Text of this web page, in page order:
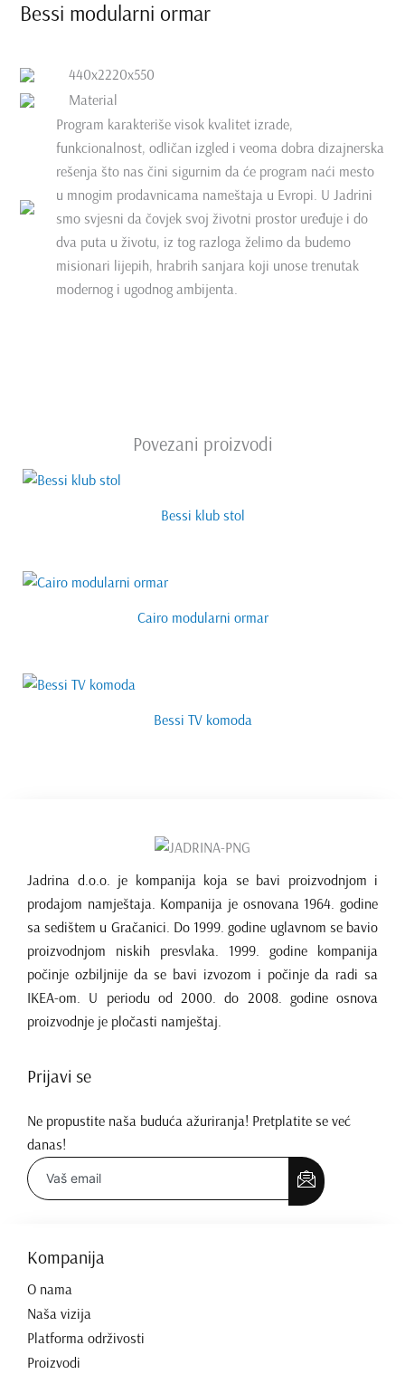
Bessi modularni ormar
440x2220x550
Material
Program karakteriše visok kvalitet izrade,
funkcionalnost, odličan izgled i veoma dobra dizajnerska
rešenja što nas čini sigurnim da će program naći mesto
u mnogim prodavnicama nameštaja u Evropi. U Jadrini
smo svjesni da čovjek svoj životni prostor uređuje i do
dva puta u životu, iz tog razloga želimo da budemo
misionari lijepih, hrabrih sanjara koji unose trenutak
modernog i ugodnog ambijenta.
Povezani proizvodi
Bessi klub stol
Cairo modularni ormar
Bessi TV komoda
Jadrina d.o.o. je kompanija koja se bavi proizvodnjom i
prodajom namještaja. Kompanija je osnovana 1964. godine
sa sedištem u Gračanici. Do 1999. godine uglavnom se bavio
proizvodnjom niskih presvlaka. 1999. godine kompanija
počinje ozbiljnije da se bavi izvozom i počinje da radi sa
IKEA-om. U periodu od 2000. do 2008. godine osnova
proizvodnje je pločasti namještaj.
Prijavi se
Ne propustite naša buduća ažuriranja! Pretplatite se već
danas!
Kompanija
O nama
Naša vizija
Platforma održivosti
Proizvodi